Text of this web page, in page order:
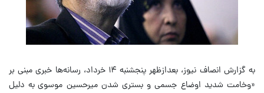
به گزارش انصاف نیوز، بعدازظهر پنجشنبه ۱۴ خرداد، رسانه‌ها خبری مبنی بر
«وخامت شدید اوضاع جسمی و بستری شدن میرحسین موسوی به دلیل